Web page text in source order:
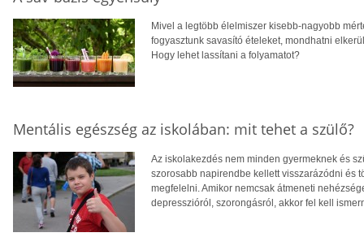
Mivel a legtöbb élelmiszer kisebb-nagyobb
fogyasztunk savasító ételeket, mondhatni
Hogy lehet lassítani a folyamatot?
Mentális egészség az iskolában: mit tehet a szülő?
Az iskolakezdés nem minden gyermeknek és
szorosabb napirendbe kellett visszarázódni és
megfelelni. Amikor nemcsak átmeneti
depresszióról, szorongásról, akkor fel kell